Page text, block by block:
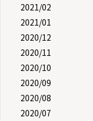
2021/02
2021/01
2020/12
2020/11
2020/10
2020/09
2020/08
2020/07